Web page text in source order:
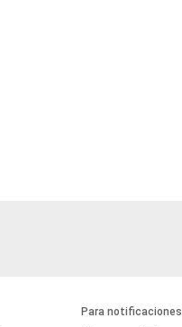
Para notificaciones